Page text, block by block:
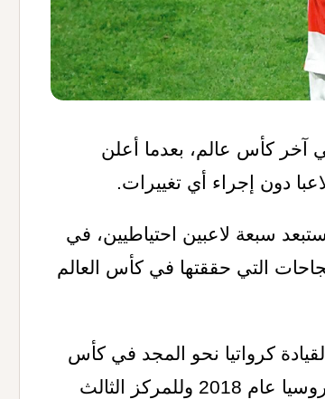
آخر كأس عالم، بعدما أعلن
.
سبعة لاعبين احتياطيين، في
التي حققتها في كأس العالم
أخيرة لقيادة كرواتيا نحو المجد في كأس
العالم، بعد أن قاد الفريق للمباراة النهائية في روسيا عام 2018 وللمركز الثالث